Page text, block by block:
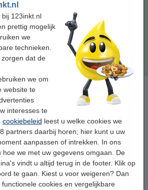
123inkt.nl
prettig mogelijk
we
technieken.
dat de
we om
website te
interesses te
cookiebeleid leest u welke cookies we
partners daarbij horen; hier kunt u uw
aanpassen of intrekken. In ons
hoe we met uw gegevens omgaan. De
vindt u altijd terug in de footer. Klik op
te gaan. Kiest u voor weigeren? Dan
cookies en vergelijkbare
Direct leverbaar
Morgen in huis
Per pagina € 0,026
Bestellen
43 x 32 cm (LxB) geel 999058
Bekijk de specificaties en omschrijving
Direct leverbaar
Morgen in huis
Bestellen